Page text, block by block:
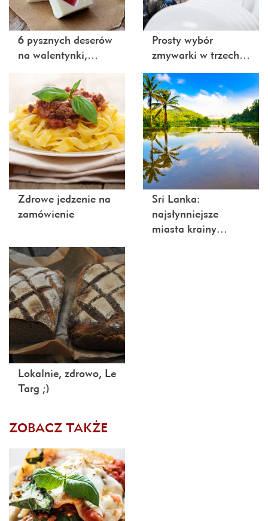
6 pysznych deserów
na walentynki,…
Prosty wybór
zmywarki w trzech…
Zdrowe jedzenie na
zamówienie
Sri Lanka:
najsłynniejsze
miasta krainy…
Lokalnie, zdrowo, Le
Targ ;)
ZOBACZ TAKŻE